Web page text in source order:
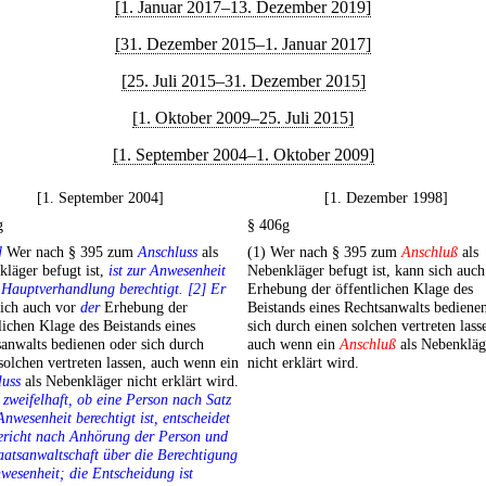
[1. Januar 2017–13. Dezember 2019]
[31. Dezember 2015–1. Januar 2017]
[25. Juli 2015–31. Dezember 2015]
[1. Oktober 2009–25. Juli 2015]
[1. September 2004–1. Oktober 2009]
[1. September 2004]
[1. Dezember 1998]
§ 406g
Wer nach § 395 zumAnschluss als
befugt ist, ist zur Anwesenheit
berechtigt. [2] Er
auch vor derErhebung der
Klage des Beistands eines
bedienen oder sich durch
vertreten lassen, auch wenn ein
als Nebenkläger nicht erklärt wird.
ob eine Person nach Satz
berechtigt ist, entscheidet
nach Anhörung der Person und
über die Berechtigung
die Entscheidung ist
(1) Wer nach § 395 zumAnschluß als
Nebenkläger befugt ist, kann sich
Erhebung der öffentlichen Klage des
Beistands eines Rechtsanwalts
sich durch einen solchen vertreten
auch wenn einAnschluß als
nicht erklärt wird.